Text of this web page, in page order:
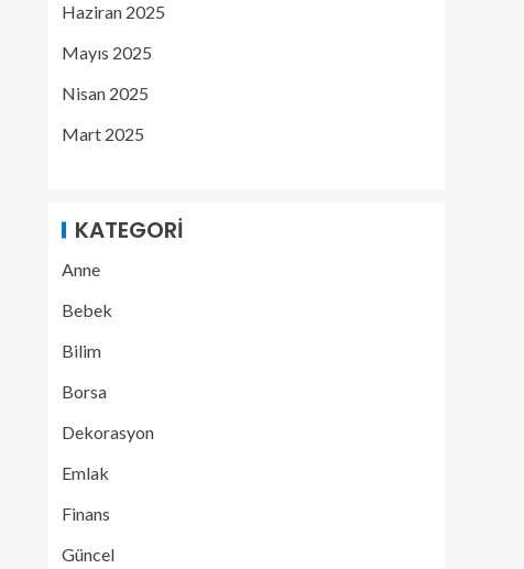
Haziran 2025
Mayıs 2025
Nisan 2025
Mart 2025
KATEGORI
Anne
Bebek
Bilim
Borsa
Dekorasyon
Emlak
Finans
Güncel